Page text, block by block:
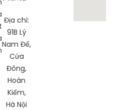
Địa chỉ:
91B Lý
Nam Đế,
Cửa
Đông,
Hoàn
Kiếm,
Hà Nội